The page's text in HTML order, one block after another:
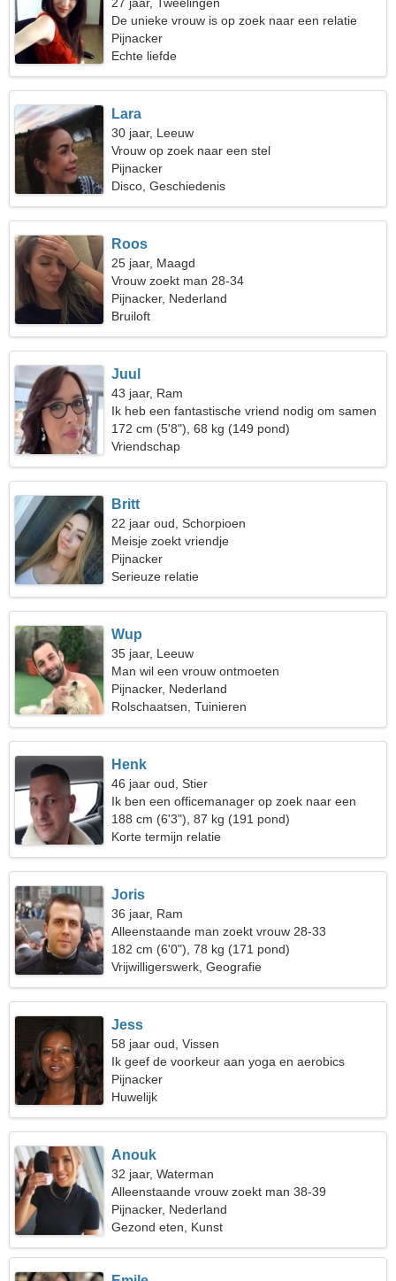
De unieke vrouw is op zoek naar een relatie
Pijnacker
Echte liefde
Lara
30 jaar, Leeuw
Vrouw op zoek naar een stel
Pijnacker
Disco, Geschiedenis
Roos
25 jaar, Maagd
Vrouw zoekt man 28-34
Pijnacker, Nederland
Bruiloft
Juul
43 jaar, Ram
Ik heb een fantastische vriend nodig om samen
te reizen
172 cm (5'8"), 68 kg (149 pond)
Vriendschap
Britt
22 jaar oud, Schorpioen
Meisje zoekt vriendje
Pijnacker
Serieuze relatie
Wup
35 jaar, Leeuw
Man wil een vrouw ontmoeten
Pijnacker, Nederland
Rolschaatsen, Tuinieren
Henk
46 jaar oud, Stier
Ik ben een officemanager op zoek naar een
vrolijke vrouw
188 cm (6'3"), 87 kg (191 pond)
Korte termijn relatie
Joris
36 jaar, Ram
Alleenstaande man zoekt vrouw 28-33
182 cm (6'0"), 78 kg (171 pond)
Vrijwilligerswerk, Geografie
Jess
58 jaar oud, Vissen
Ik geef de voorkeur aan yoga en aerobics
Pijnacker
Huwelijk
Anouk
32 jaar, Waterman
Alleenstaande vrouw zoekt man 38-39
Pijnacker, Nederland
Gezond eten, Kunst